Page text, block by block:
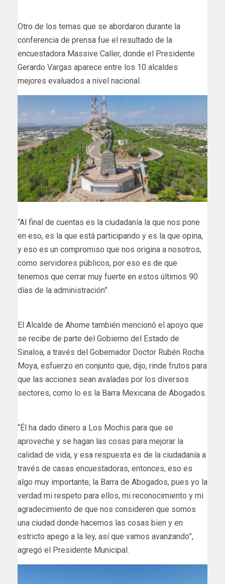
Otro de los temas que se abordaron durante la
conferencia de prensa fue el resultado de la
encuestadora Massive Caller, donde el Presidente
Gerardo Vargas aparece entre los 10 alcaldes
mejores evaluados a nivel nacional.
“Al final de cuentas es la ciudadanía la que nos pone
en eso, es la que está participando y es la que opina,
y eso es un compromiso que nos origina a nosotros,
como servidores públicos, por eso es de que
tenemos que cerrar muy fuerte en estos últimos 90
días de la administración”.
El Alcalde de Ahome también mencionó el apoyo que
se recibe de parte del Gobierno del Estado de
Sinaloa, a través del Gobernador Doctor Rubén Rocha
Moya, esfuerzo en conjunto que, dijo, rinde frutos para
que las acciones sean avaladas por los diversos
sectores, como lo es la Barra Mexicana de Abogados.
“Él ha dado dinero a Los Mochis para que se
aproveche y se hagan las cosas para mejorar la
calidad de vida, y esa respuesta es de la ciudadanía a
través de casas encuestadoras, entonces, eso es
algo muy importante; la Barra de Abogados, pues yo la
verdad mi respeto para ellos, mi reconocimiento y mi
agradecimiento de que nos consideren que somos
una ciudad donde hacemos las cosas bien y en
estricto apego a la ley, así que vamos avanzando”,
agregó el Presidente Municipal.